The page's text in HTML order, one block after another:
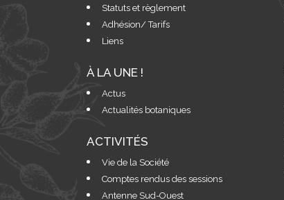
Statuts et règlement
Adhésion/ Tarifs
Liens
À LA UNE !
Actus
Actualités botaniques
ACTIVITÉS
Vie de la Société
Comptes rendus des sessions
Antenne Sud-Ouest